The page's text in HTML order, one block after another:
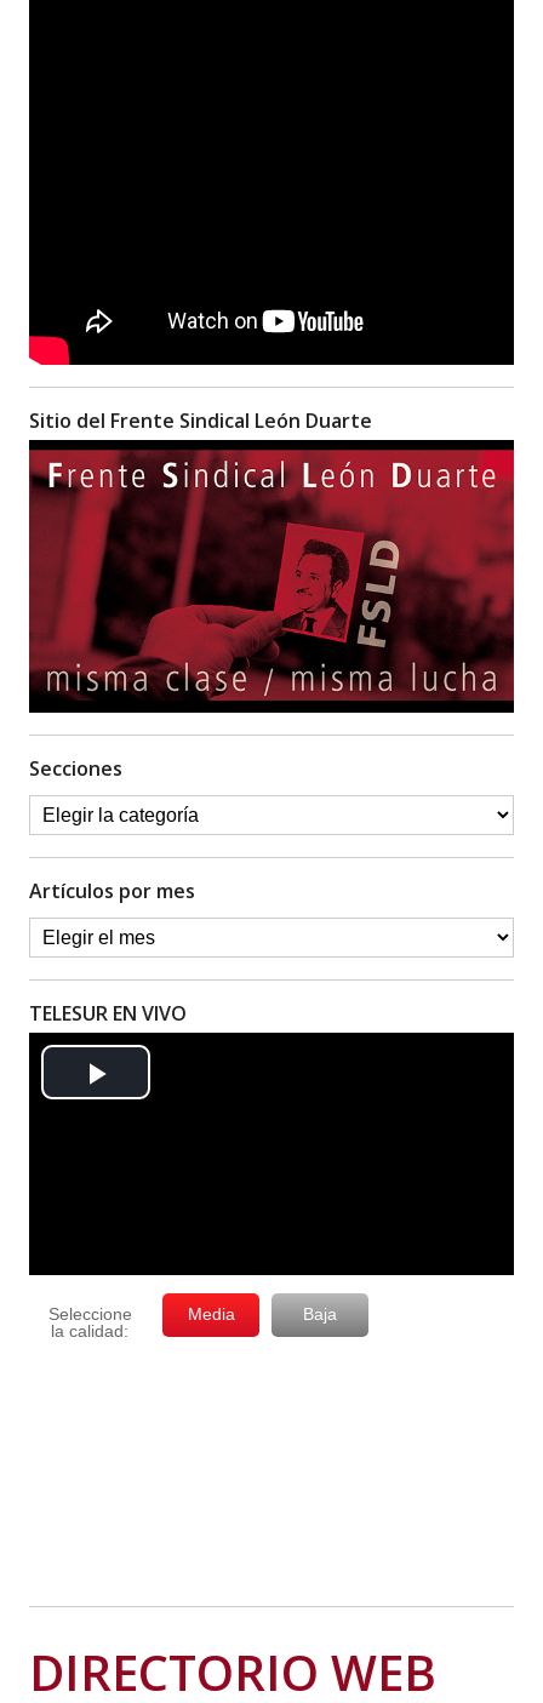
Sitio del Frente Sindical León Duarte
Secciones
Artículos por mes
TELESUR EN VIVO
DIRECTORIO WEB